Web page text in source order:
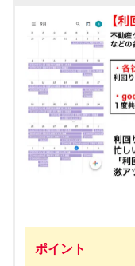
ポイント